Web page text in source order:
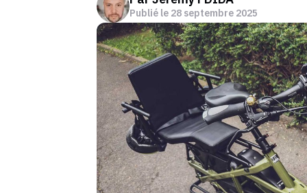
Publié le 28 septembre 2025